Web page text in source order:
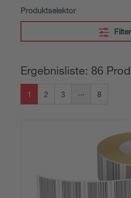
Produktselektor
Filter
Ergebnisliste: 86
1 2 3 8